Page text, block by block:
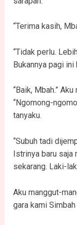
“Terima kasih,
“Tidak perlu.
Bukannya pagi ini
“Baik, Mbah.”
“Ngomong-
tanyaku.
“Subuh tadi
Istrinya baru saja
sekarang. Laki-
Aku manggut-
gara kami